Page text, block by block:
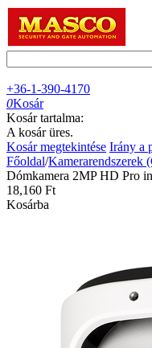
+36-1-390-4170
0Kosár
Kosár tartalma:
A kosár üres.
Kosár megtekintése Irány a
Főoldal/Kamerarendszerek
Dómkamera 2MP HD Pro
18,160 Ft
Kosárba